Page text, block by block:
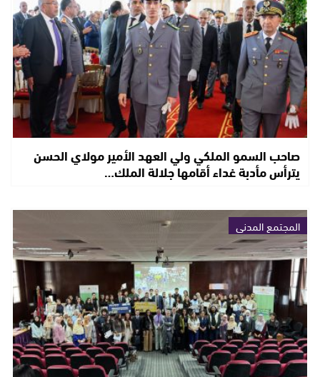
صاحب السمو الملكي ولي العهد الأمير مولاي الحسن
يترأس مأدبة غداء أقامها جلالة الملك…
المجتمع المدني